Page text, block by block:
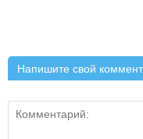
Напишите свой